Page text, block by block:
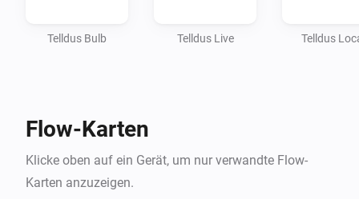
Telldus Bulb Telldus Live Telldus
Flow-Karten
Klicke oben auf ein Gerät, um nur verwandte Flow-
Karten anzuzeigen.